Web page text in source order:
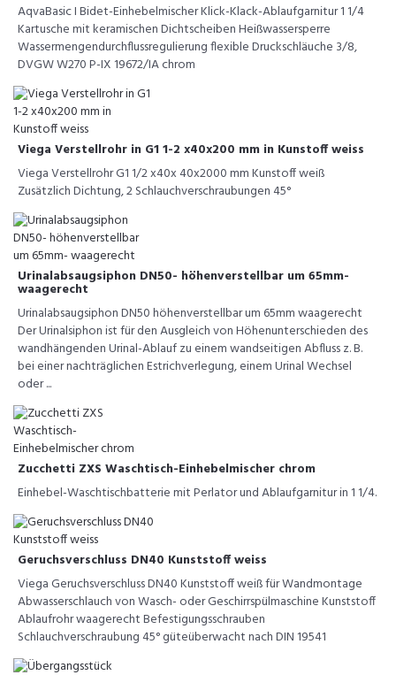
AqvaBasic I Bidet-Einhebelmischer Klick-Klack-Ablaufgarnitur 1 1/4
Kartusche mit keramischen Dichtscheiben Heißwassersperre
Wassermengendurchflussregulierung flexible Druckschläuche 3/8,
DVGW W270 P-IX 19672/IA chrom
Viega Verstellrohr in G1 1-2 x40x200 mm in Kunstoff weiss
Viega Verstellrohr G1 1/2 x40x 40x2000 mm Kunstoff weiß
Zusätzlich Dichtung, 2 Schlauchverschraubungen 45°
Urinalabsaugsiphon DN50- höhenverstellbar um 65mm-
waagerecht
Urinalabsaugsiphon DN50 höhenverstellbar um 65mm waagerecht
Der Urinalsiphon ist für den Ausgleich von Höhenunterschieden des
wandhängenden Urinal-Ablauf zu einem wandseitigen Abfluss z. B.
bei einer nachträglichen Estrichverlegung, einem Urinal Wechsel
oder ...
Zucchetti ZXS Waschtisch-Einhebelmischer chrom
Einhebel-Waschtischbatterie mit Perlator und Ablaufgarnitur in 1 1/4.
Geruchsverschluss DN40 Kunststoff weiss
Viega Geruchsverschluss DN40 Kunststoff weiß für Wandmontage
Abwasserschlauch von Wasch- oder Geschirrspülmaschine Kunststoff
Ablaufrohr waagerecht Befestigungsschrauben
Schlauchverschraubung 45° güteüberwacht nach DIN 19541